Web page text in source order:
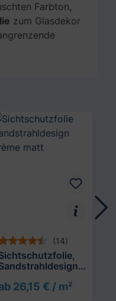
Farbton,
zum Glasdekor
(14)
26,15 € / m²